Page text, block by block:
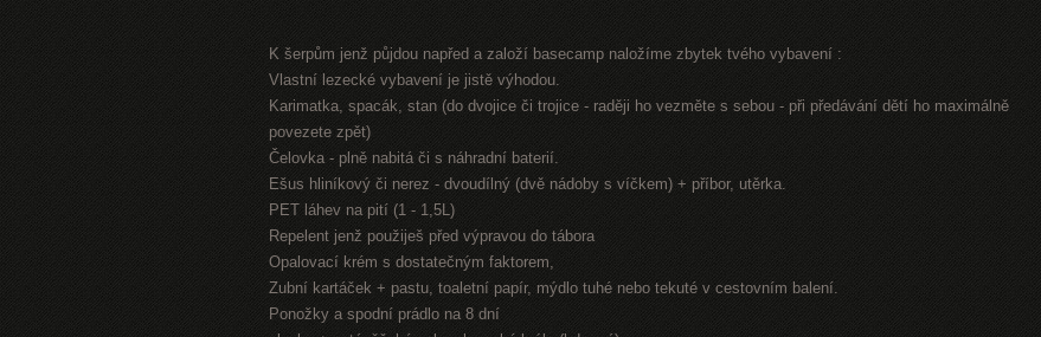
K šerpům jenž půjdou napřed a založí basecamp naložíme zbytek tvého vybavení :
Vlastní lezecké vybavení je jistě výhodou.
Karimatka, spacák, stan (do dvojice či trojice - raději ho vezměte s sebou - při předávání dětí ho maximálně
povezete zpět)
Čelovka - plně nabitá či s náhradní baterií.
Ešus hliníkový či nerez - dvoudílný (dvě nádoby s víčkem) + příbor, utěrka.
PET láhev na pití (1 - 1,5L)
Repelent jenž použiješ před výpravou do tábora
Opalovací krém s dostatečným faktorem,
Zubní kartáček + pastu, toaletní papír, mýdlo tuhé nebo tekuté v cestovním balení.
Ponožky a spodní prádlo na 8 dní